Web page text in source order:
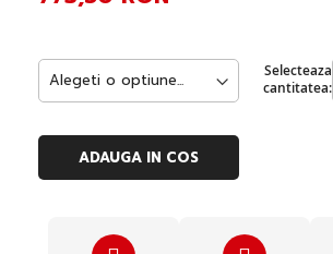
Selecteaza
cantitatea:
ADAUGA IN COS